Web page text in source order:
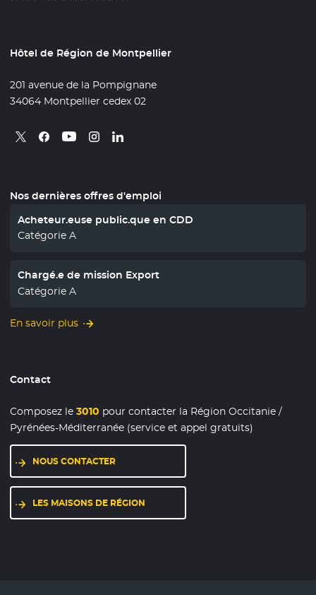
Hôtel de Région de Montpellier
201 avenue de la Pompignane
34064 Montpellier cedex 02
Retrouvez nous sur X
- Nouvelle fenêtre
Retrouvez nous sur Facebook
- Nouvelle fenêtre
Retrouvez nous sur Youtube
- Nouvelle fenêtre
Retrouvez nous sur Instagram
- Nouvelle fenêtre
Retrouvez nous sur Linkedin
- Nouvelle fenêtre
Nos dernières offres d'emploi
Acheteur.euse public.que en CDD
Catégorie A
Chargé.e de mission Export
Catégorie A
En savoir plus
Contact
Composez le3010 pour contacter la Région Occitanie /
Pyrénées-Méditerranée (service et appel gratuits)
NOUS CONTACTER
LES MAISONS DE RÉGION